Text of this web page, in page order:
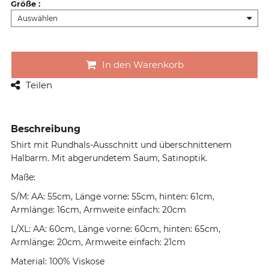
Größe:
In den Warenkorb
Teilen
Beschreibung
Shirt mit Rundhals-Ausschnitt und überschnittenem
Halbarm. Mit abgerundetem Saum, Satinoptik.
Maße:
S/M: AA: 55cm, Länge vorne: 55cm, hinten: 61cm,
Armlänge: 16cm, Armweite einfach: 20cm
L/XL: AA: 60cm, Länge vorne: 60cm, hinten: 65cm,
Armlänge: 20cm, Armweite einfach: 21cm
Material: 100% Viskose